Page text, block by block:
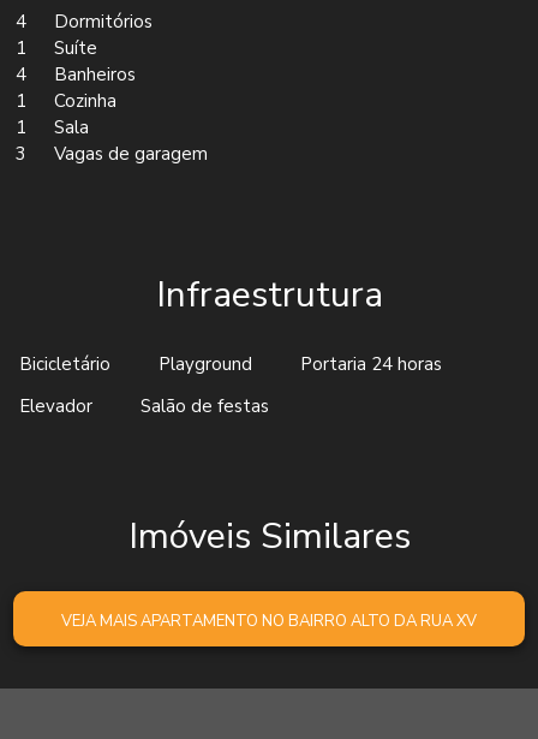
4
Dormitórios
1
Suíte
4
Banheiros
1
Cozinha
1
Sala
3
Vagas de garagem
Infraestrutura
Bicicletário Playground
Portaria 24 horas
Elevador
Salão de festas
Imóveis Similares
VEJA MAIS APARTAMENTO NO BAIRRO ALTO DA RUA XV